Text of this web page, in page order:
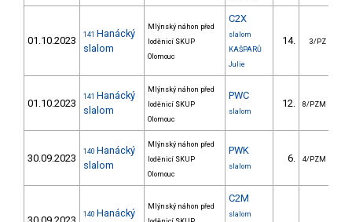
01.10.2023 141 Hanácký
slalom
Mlýnský náhon před
loděnicí SKUP
Olomouc
C2X
slalom
KAŠPARŮ
Julie
14. 3/PZ
01.10.2023
141 Hanácký
slalom
Mlýnský náhon před
loděnicí SKUP
Olomouc
PWC
slalom
12. 8/PZM
30.09.2023
140 Hanácký
slalom
Mlýnský náhon před
loděnicí SKUP
Olomouc
PWK
slalom
6. 4/PZM
140 Hanácký
Mlýnský náhon před
C2M
slalom